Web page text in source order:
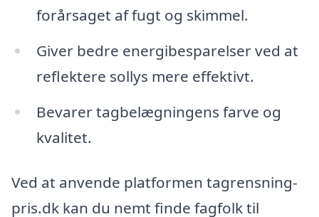
forårsaget af fugt og skimmel.
Giver bedre energibesparelser ved at
reflektere sollys mere effektivt.
Bevarer tagbelægningens farve og
kvalitet.
Ved at anvende platformen tagrensning-
pris.dk kan du nemt finde fagfolk til